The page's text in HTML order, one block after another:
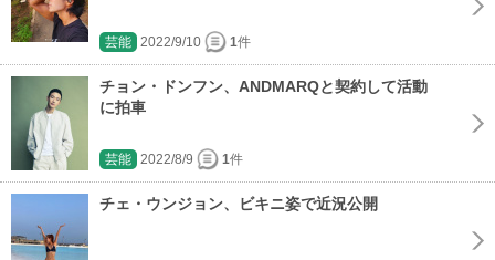
芸能 2022/9/10 1件
チョン・ドンフン、ANDMARQと契約して活動
に拍車
芸能 2022/8/9 1件
チェ・ウンジョン、ビキニ姿で近況公開